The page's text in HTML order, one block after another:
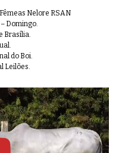
Nelore RSAN
Domingo.
Brasília.
do Boi.
Leilões.